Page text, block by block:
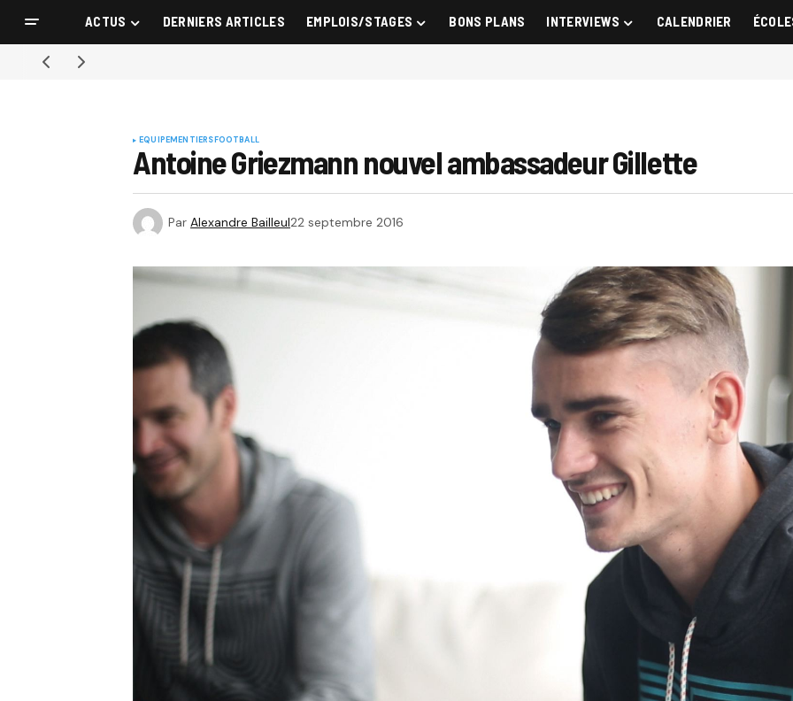
ACTUS DERNIERS ARTICLES EMPLOIS/STAGES BONS PLANS INTERVIEWS CALENDRIER
EQUIPEMENTIERSFOOTBALL
Antoine Griezmann nouvel ambassadeur Gillette
Par Alexandre Bailleul22 septembre 2016